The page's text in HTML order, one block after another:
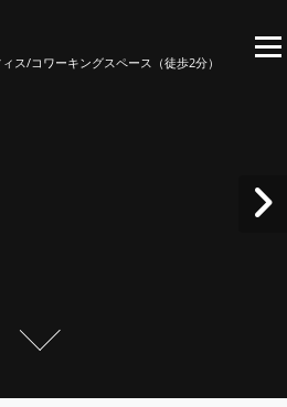
ス/コワーキングスペース（徒歩2分）
Menu